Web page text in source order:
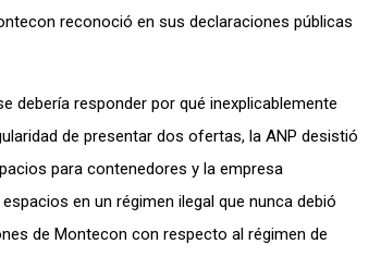
reconoció en sus declaraciones públicas
debería responder por qué inexplicablemente
de presentar dos ofertas, la ANP desistió
para contenedores y la empresa
en un régimen ilegal que nunca debió
de Montecon con respecto al régimen de